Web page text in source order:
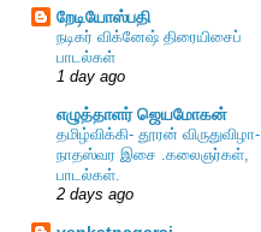
றேடியோஸ்பதி
நடிகர் விக்னேஷ் திரையிசைப்
பாடல்கள்
1 day ago
எழுத்தாளர் ஜெயமோகன்
தமிழ்விக்கி- தூரன் விருதுவிழா-
நாதஸ்வர இசை .கலைஞர்கள்,
பாடல்கள்.
2 days ago